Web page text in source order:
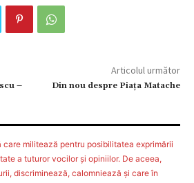
–
Articolul următor
Din nou despre Piaţa Matache
militează pentru posibilitatea exprimării
a tuturor vocilor şi opiniilor. De aceea,
discriminează, calomniează şi care în